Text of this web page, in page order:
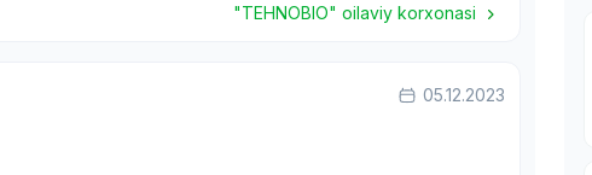
"TEHNOBIO" oilaviy korxonasi
05.12.2023